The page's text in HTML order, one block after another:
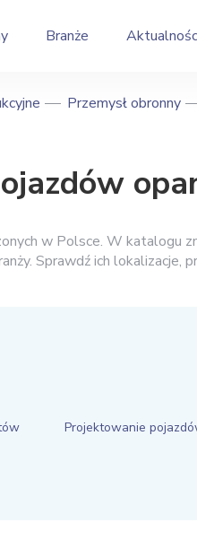
Branże
Przemysł obronny
w Polsce. W katalogu
Sprawdź ich lokalizacje,
Projektowanie